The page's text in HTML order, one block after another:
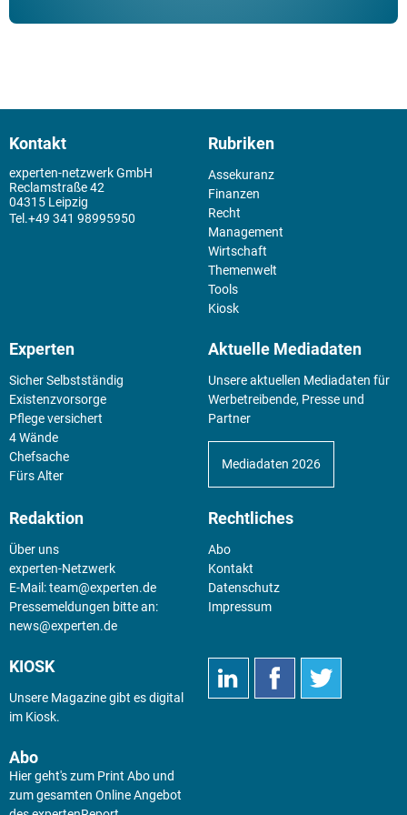
Kontakt
experten-netzwerk GmbH
Reclamstraße 42
04315 Leipzig
+49 341 98995950
Rubriken
Assekuranz
Finanzen
Recht
Management
Wirtschaft
Themenwelt
Tools
Kiosk
Experten
Sicher Selbstständig
Existenz­vorsorge
Pflege versichert
4 Wände
Chefsache
Fürs Alter
Aktuelle Mediadaten
Unsere aktuellen Mediadaten für
Werbetreibende, Presse und
Partner
Mediadaten 2026
Redaktion
Über uns
experten-Netzwerk
E-Mail:team@experten.de
Pressemeldungen bitte an:
news@experten.de
Rechtliches
Abo
Kontakt
Datenschutz
Impressum
KIOSK
Unsere Magazine gibt es digital
im Kiosk.
Abo
Hier geht's zum Print Abo und
zum gesamten Online Angebot